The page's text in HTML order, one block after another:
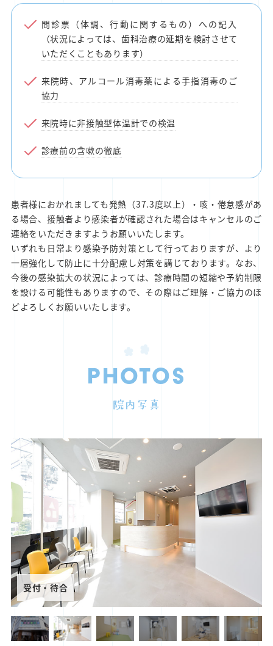
問診票（体調、行動に関するもの）への記入
（状況によっては、歯科治療の延期を検討させて
いただくこともあります）
来院時、アルコール消毒薬による手指消毒のご
協力
来院時に非接触型体温計での検温
診療前の含嗽の徹底
患者様におかれましても発熱（37.3度以上）・咳・倦怠感があ
る場合、接触者より感染者が確認された場合はキャンセルのご
連絡をいただきますようお願いいたします。
いずれも日常より感染予防対策として行っておりますが、より
一層強化して防止に十分配慮し対策を講じております。なお、
今後の感染拡大の状況によっては、診療時間の短縮や予約制限
を設ける可能性もありますので、その際はご理解・ご協力のほ
どよろしくお願いいたします。
院内写真
PHOTOS
受付・待合